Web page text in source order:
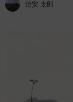
治安 太郎